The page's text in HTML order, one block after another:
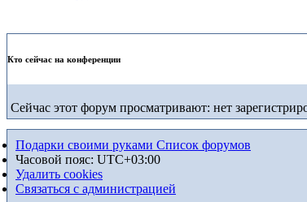
Кто сейчас на конференции
Сейчас этот форум просматривают: нет
Подарки своими руками Список форумов
Часовой пояс: UTC+03:00
Удалить cookies
Связаться с администрацией